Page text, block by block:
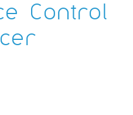
Control